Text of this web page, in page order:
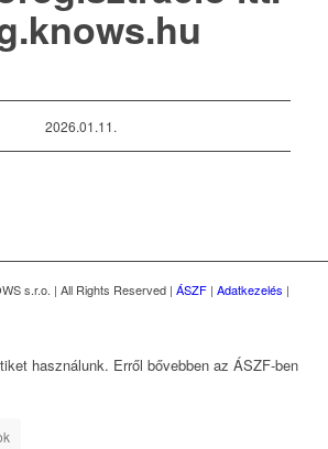
2026.01.11.
s.r.o. | All Rights Reserved | ÁSZF| Adatkezelés |
használunk. Erről bővebben az ÁSZF-ben